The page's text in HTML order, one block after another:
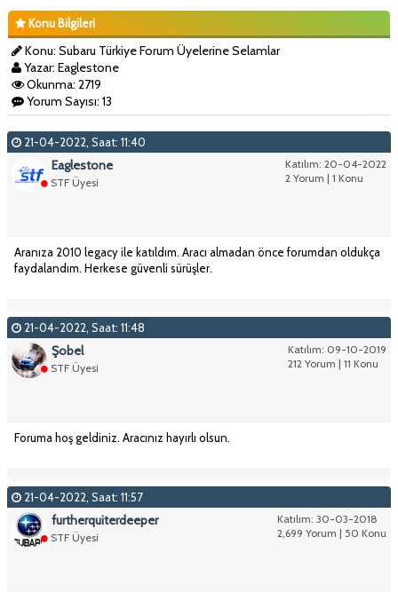
Konu Bilgileri
Konu: Subaru Türkiye Forum Üyelerine Selamlar
Yazar: Eaglestone
Okunma: 2719
Yorum Sayısı: 13
21-04-2022, Saat: 11:40
Katılım: 20-04-2022
2 Yorum | 1 Konu
Eaglestone
STF Üyesi
Aranıza 2010 legacy ile katıldım. Aracı almadan önce forumdan oldukça
faydalandım. Herkese güvenli sürüşler.
21-04-2022, Saat: 11:48
Katılım: 09-10-2019
212 Yorum | 11 Konu
Şobel
STF Üyesi
Foruma hoş geldiniz. Aracınız hayırlı olsun.
21-04-2022, Saat: 11:57
Katılım: 30-03-2018
2,699 Yorum | 50 Konu
furtherquiterdeeper
STF Üyesi